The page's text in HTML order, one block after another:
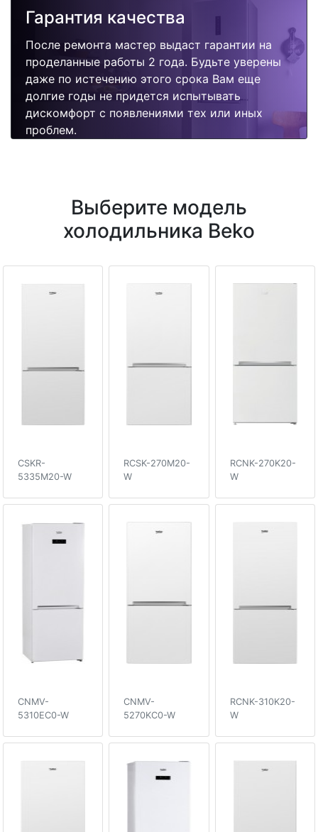
Гарантия качества
После ремонта мастер выдаст гарантии на
проделанные работы 2 года. Будьте уверены
даже по истечению этого срока Вам еще
долгие годы не придется испытывать
дискомфорт с появлениями тех или иных
проблем.
Выберите модель
холодильника Beko
CSKR-
5335M20-W
RCSK-270M20-
W
RCNK-270K20-
W
CNMV-
5310EC0-W
CNMV-
5270KC0-W
RCNK-310K20-
W